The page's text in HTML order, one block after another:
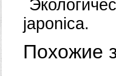
japonica.
Похожие